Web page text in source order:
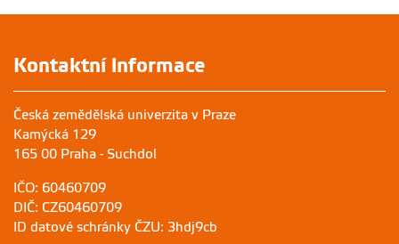
Kontaktní informace
Česká zemědělská univerzita v Praze
Kamýcká 129
165 00 Praha - Suchdol
IČO: 60460709
DIČ: CZ60460709
ID datové schránky ČZU: 3hdj9cb